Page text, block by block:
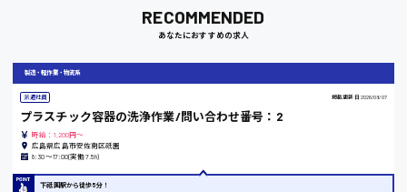
大阪府
時給1100円～
RECOMMENDED
あなたにおすすめの求人
製造・軽作業・物流系
派遣社員 掲載更新日 2026/08/07
プラスチック容器の洗浄作業/問い合わせ番号：2
時給：1,200円～
広島県広島市安佐南区祇園
8:30〜17:00(実働7.5h)
下祗園駅から徒歩5分！